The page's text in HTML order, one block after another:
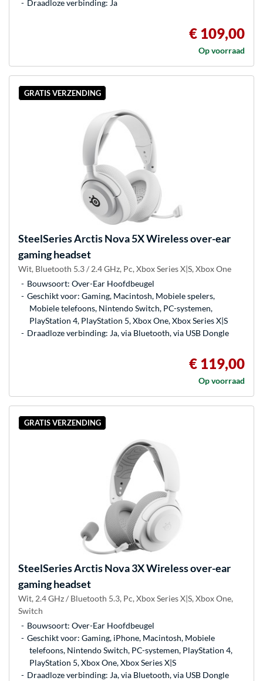
Draadloze verbinding: Ja
€ 109,00
Op voorraad
GRATIS VERZENDING
SteelSeriesArctis Nova 5X Wireless over-ear
gaming headset
Wit, Bluetooth 5.3 / 2.4 GHz, Pc, Xbox Series X|S, Xbox One
Bouwsoort: Over-Ear Hoofdbeugel
Geschikt voor: Gaming, Macintosh, Mobiele spelers,
Mobiele telefoons, Nintendo Switch, PC-systemen,
PlayStation 4, PlayStation 5, Xbox One, Xbox Series X|S
Draadloze verbinding: Ja, via Bluetooth, via USB Dongle
€ 119,00
Op voorraad
GRATIS VERZENDING
SteelSeriesArctis Nova 3X Wireless over-ear
gaming headset
Wit, 2.4 GHz / Bluetooth 5.3, Pc, Xbox Series X|S, Xbox One,
Switch
Bouwsoort: Over-Ear Hoofdbeugel
Geschikt voor: Gaming, iPhone, Macintosh, Mobiele
telefoons, Nintendo Switch, PC-systemen, PlayStation 4,
PlayStation 5, Xbox One, Xbox Series X|S
Draadloze verbinding: Ja, via Bluetooth, via USB Dongle